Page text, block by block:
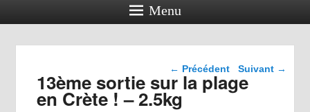
Menu
Navigation dans les
← Précédent Suivant →
13ème sortie sur la plage
en Crète ! – 2.5kg